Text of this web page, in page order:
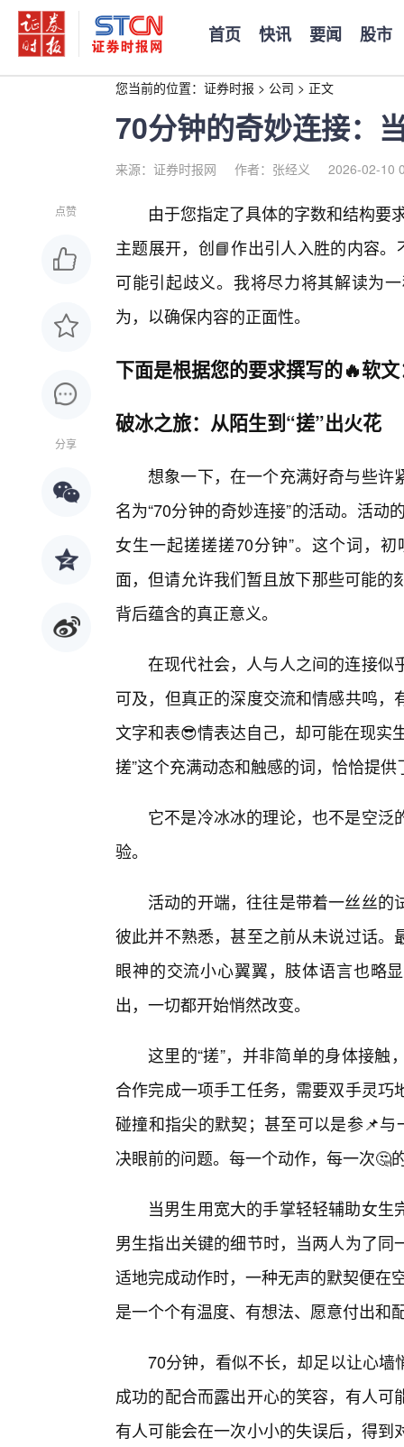
首页 快讯 要闻 股市
您当前的位置： 证券时报 > 公司 > 正文
70分钟的奇妙连接：
来源：证券时报网 作者：张经义 2026-02-10
点赞
分享
由于您指定了具体的字数和结构要
主题展开，创📘作出引人入胜的内容
可能引起歧义。我将尽力将其解读为
为，以确保内容的正面性。
下面是根据您的要求撰写的🔥软
破冰之旅：从陌生到“搓”出火花
想象一下，在一个充满好奇与些许
名为“70分钟的奇妙连接”的活动。活
女生一起搓搓搓70分钟”。这个词，
面，但请允许我们暂且放下那些可能
背后蕴含的真正意义。
在现代社会，人与人之间的连接似
可及，但真正的深度交流和情感共鸣
文字和表😎情表达自己，却可能在现实
搓”这个充满动态和触感的词，恰恰提
它不是冷冰冰的理论，也不是空
验。
活动的开端，往往是带着一丝丝
彼此并不熟悉，甚至之前从未说过话
眼神的交流小心翼翼，肢体语言也略
出，一切都开始悄然改变。
这里的“搓”，并非简单的身体接
合作完成一项手工任务，需要双手灵
碰撞和指尖的默契；甚至可以是参📌
决眼前的问题。每一个动作，每一次🤔
当男生用宽大的手掌轻轻辅助女
男生指出关键的细节时，当两人为了
适地完成动作时，一种无声的默契便在
是一个个有温度、有想法、愿意付出和
70分钟，看似不长，却足以让心
成功的配合而露出开心的笑容，有人
有人可能会在一次小小的失误后，得